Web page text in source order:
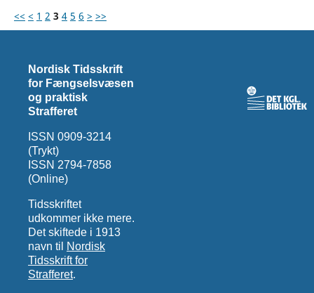
<< < 1 2 3 4 5 6 > >>
Nordisk Tidsskrift
for Fængselsvæsen
og praktisk
Strafferet
ISSN 0909-3214
(Trykt)
ISSN 2794-7858
(Online)
Tidsskriftet
udkommer ikke mere.
Det skiftede i 1913
navn til
Nordisk
Tidsskrift for
Strafferet.